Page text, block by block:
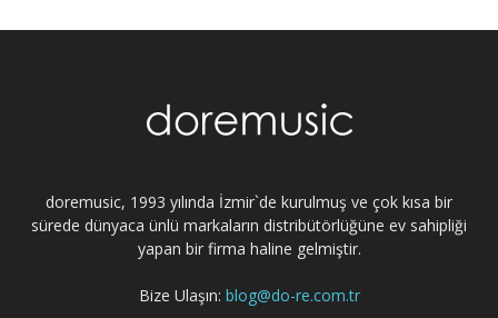
doremusic, 1993 yılında İzmir`de kurulmuş ve çok kısa bir
sürede dünyaca ünlü markaların distribütörlüğüne ev sahipliği
yapan bir firma haline gelmiştir.
Bize Ulaşın: blog@do-re.com.tr